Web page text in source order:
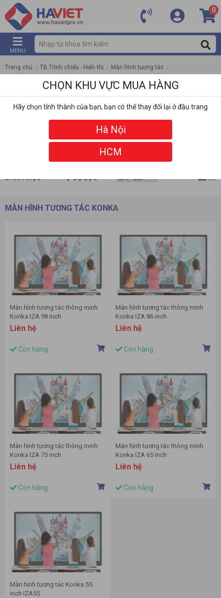
0
MENU
Trang chủ / TB Trình chiếu - Hiển thị / Màn hình tương tác /
Màn hình tương tác Konka
DANH MỤC BỘ LỌC
MÀN HÌNH TƯƠNG TÁC KONKA
Màn hình tương tác thông minh
Konka IZA 98 inch
Liên hệ
Còn hàng
Màn hình tương tác thông minh
Konka IZA 86 inch
Liên hệ
Còn hàng
Màn hình tương tác thông minh
Konka IZA 75 inch
Liên hệ
Còn hàng
Màn hình tương tác thông minh
Konka IZA 65 inch
Liên hệ
Còn hàng
Màn hình tương tác Konka 55
inch IZA55
CHỌN KHU VỰC MUA HÀNG
Hãy chọn tỉnh thành của bạn, bạn có thể thay đổi lại ở đầu trang
Hà Nội
HCM